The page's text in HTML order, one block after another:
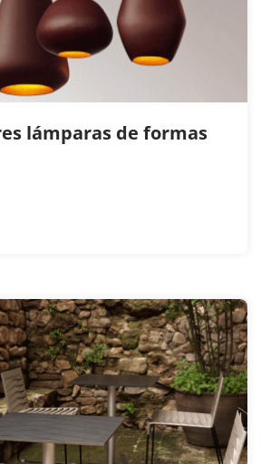
lámparas de formas